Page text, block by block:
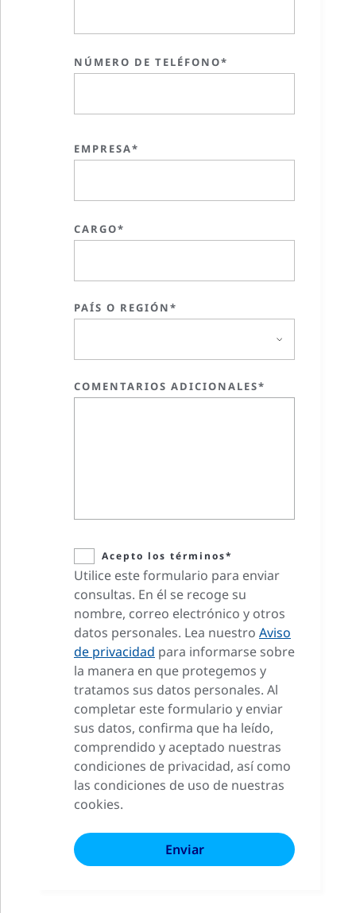
NÚMERO DE TELÉFONO*
EMPRESA*
CARGO*
PAÍS O REGIÓN*
COMENTARIOS ADICIONALES*
Acepto los términos*
Utilice este formulario para enviar
consultas. En él se recoge su
nombre, correo electrónico y otros
datos personales. Lea nuestro Aviso
de privacidad para informarse sobre
la manera en que protegemos y
tratamos sus datos personales. Al
completar este formulario y enviar
sus datos, confirma que ha leído,
comprendido y aceptado nuestras
condiciones de privacidad, así como
las condiciones de uso de nuestras
cookies.